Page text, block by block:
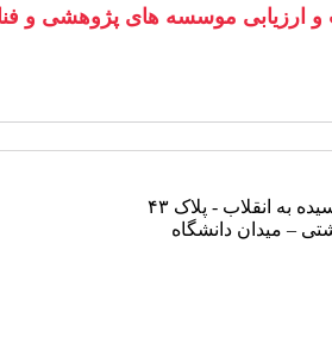
و ارزیابی موسسه های پژوهشی و
به انقلاب - پلاک ۴۳
– میدان دانشگاه